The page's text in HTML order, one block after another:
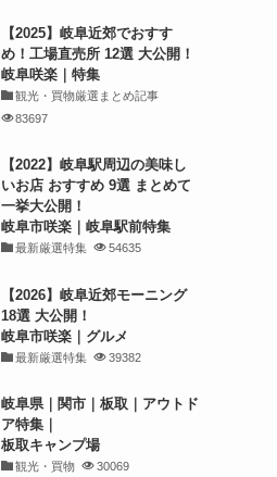
【2025】岐阜近郊でおすす
め！工場直売所 12選 大公開！
岐阜咲楽｜特集
観光・買物厳選まとめ記事
83697
【2022】岐阜駅周辺の美味し
いお店 おすすめ 9選 まとめて
一挙大公開！
岐阜市咲楽｜岐阜駅前特集
最新厳選特集 54635
【2026】岐阜近郊モーニング
18選 大公開！
岐阜市咲楽｜グルメ
最新厳選特集 39382
岐阜県｜関市｜板取｜アウトド
ア特集｜
板取キャンプ場
観光・買物 30069